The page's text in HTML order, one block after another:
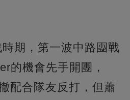
期，第一波中路團戰
的機會先手開團，
配合隊友反打，但蕭